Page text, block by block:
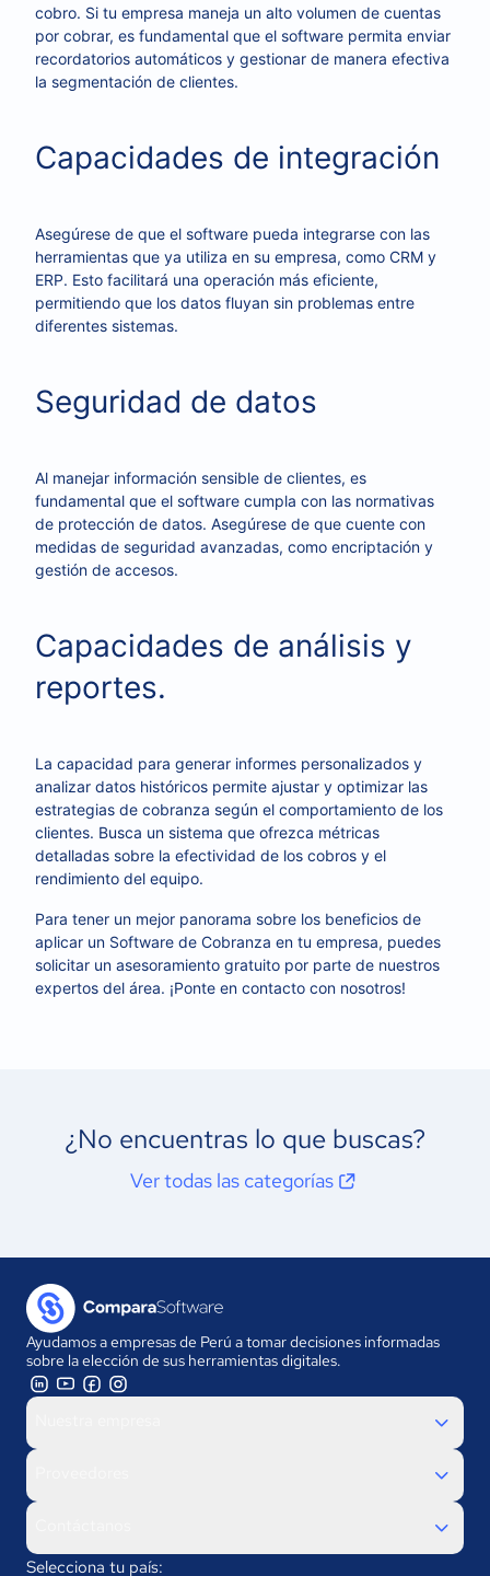
cobro. Si tu empresa maneja un alto volumen de cuentas
por cobrar, es fundamental que el software permita enviar
recordatorios automáticos y gestionar de manera efectiva
la segmentación de clientes.
Capacidades de integración
Asegúrese de que el software pueda integrarse con las
herramientas que ya utiliza en su empresa, como CRM y
ERP. Esto facilitará una operación más eficiente,
permitiendo que los datos fluyan sin problemas entre
diferentes sistemas.
Seguridad de datos
Al manejar información sensible de clientes, es
fundamental que el software cumpla con las normativas
de protección de datos. Asegúrese de que cuente con
medidas de seguridad avanzadas, como encriptación y
gestión de accesos.
Capacidades de análisis y
reportes.
La capacidad para generar informes personalizados y
analizar datos históricos permite ajustar y optimizar las
estrategias de cobranza según el comportamiento de los
clientes. Busca un sistema que ofrezca métricas
detalladas sobre la efectividad de los cobros y el
rendimiento del equipo.
Para tener un mejor panorama sobre los beneficios de
aplicar un Software de Cobranza en tu empresa, puedes
solicitar un asesoramiento gratuito por parte de nuestros
expertos del área. ¡Ponte en contacto con nosotros!
¿No encuentras lo que buscas?
Ver todas las categorías
Ayudamos a empresas de Perú a tomar decisiones informadas
sobre la elección de sus herramientas digitales.
Selecciona tu país: